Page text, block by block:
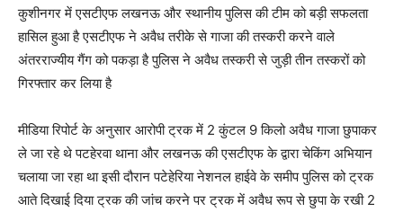
कुशीनगर में एसटीएफ लखनऊ और स्थानीय पुलिस की टीम को बड़ी सफलता
हासिल हुआ है एसटीएफ ने अवैध तरीके से गाजा की तस्करी करने वाले
अंतरराज्यीय गैंग को पकड़ा है पुलिस ने अवैध तस्करी से जुड़ी तीन तस्करों को
गिरफ्तार कर लिया है
मीडिया रिपोर्ट के अनुसार आरोपी ट्रक में 2 कुंटल 9 किलो अवैध गाजा छुपाकर
ले जा रहे थे पटहेरवा थाना और लखनऊ की एसटीएफ के द्वारा चेकिंग अभियान
चलाया जा रहा था इसी दौरान पटेहेरिया नेशनल हाईवे के समीप पुलिस को ट्रक
आते दिखाई दिया ट्रक की जांच करने पर ट्रक में अवैध रूप से छुपा के रखी 2